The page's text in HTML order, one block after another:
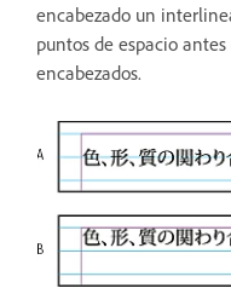
encabezado un
puntos de espacio
encabezados.